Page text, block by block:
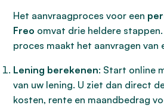
Het aanvraagproces voor een
Freo omvat drie heldere
proces maakt het aanvragen van
Lening berekenen: Start online
van uw lening. U ziet dan direct
kosten, rente en maandbedrag